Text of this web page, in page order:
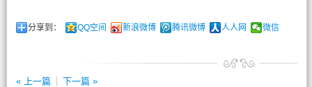
分享到： QQ空间 新浪微博 腾讯微博 人人网 微信
« 上一篇
下一篇 »